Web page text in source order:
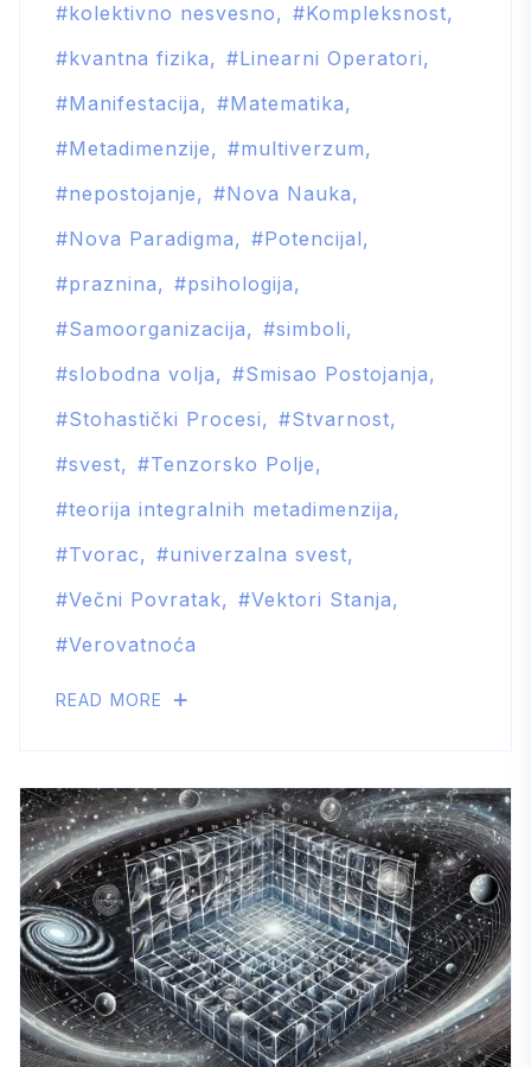
kolektivno nesvesno
Kompleksnost
kvantna fizika
Linearni Operatori
Manifestacija
Matematika
Metadimenzije
multiverzum
nepostojanje
Nova Nauka
Nova Paradigma
Potencijal
praznina
psihologija
Samoorganizacija
simboli
slobodna volja
Smisao Postojanja
Stohastički Procesi
Stvarnost
svest
Tenzorsko Polje
teorija integralnih metadimenzija
Tvorac
univerzalna svest
Večni Povratak
Vektori Stanja
Verovatnoća
READ MORE